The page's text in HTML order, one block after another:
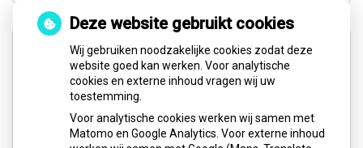
Spoed- & Weekenddienst
Buiten onze reguliere openingstijden, op feestdagen
en in het weekend (zaterdag en zondag) kunt u voor
pijnklachten en/of spoedgevallen het volgende
nummer bellen:
Deze website gebruikt cookies
Wij gebruiken noodzakelijke cookies zodat deze
website goed kan werken. Voor analytische
cookies en externe inhoud vragen wij uw
toestemming.
Voor analytische cookies werken wij samen met
Matomo en Google Analytics. Voor externe inhoud